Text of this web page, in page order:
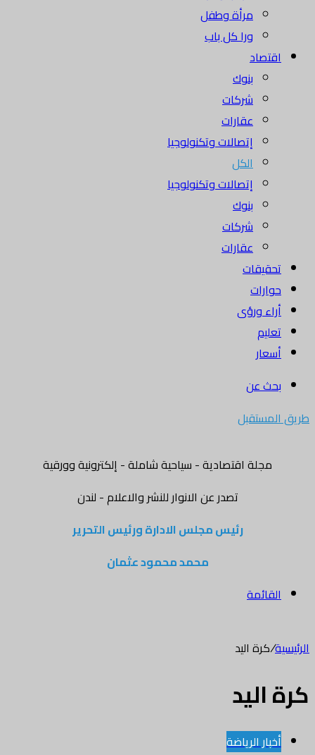
مرأة وطفل
ورا كل باب
اقتصاد
بنوك
شركات
عقارات
إتصالات وتكنولوجيا
الكل
إتصالات وتكنولوجيا
بنوك
شركات
عقارات
تحقيقات
حوارات
أراء ورؤى
تعليم
أسعار
بحث عن
طريق المستقبل
مجلة اقتصادية - سياحية شاملة - إلكترونية وورقية
تصدر عن الانوار للنشر والاعلام - لندن
رئيس مجلس الادارة ورئيس التحرير
محمد محمود عثمان
القائمة
الرئيسية/كرة اليد
كرة اليد
أخبار الرياضة